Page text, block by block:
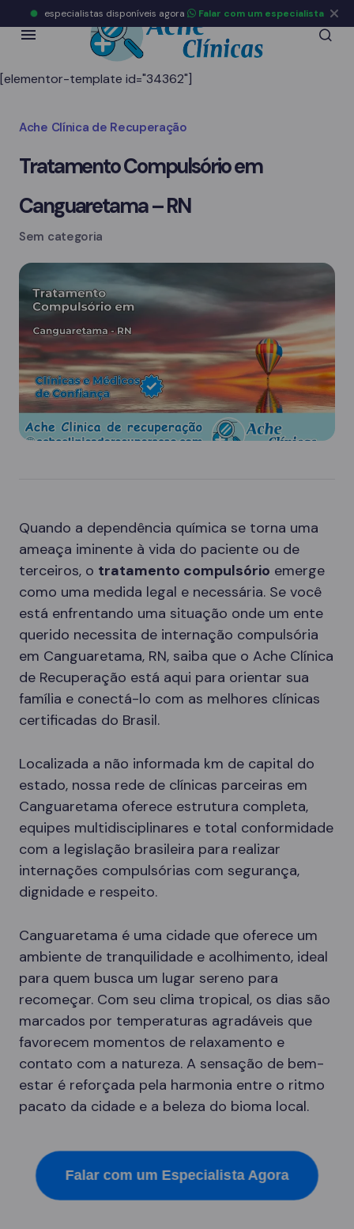
[elementor-template id="34362"]
Ache Clínica de Recuperação
Tratamento Compulsório em
Canguaretama – RN
Sem categoria
Quando a dependência química se torna uma
ameaça iminente à vida do paciente ou de
terceiros, o tratamento compulsório emerge
como uma medida legal e necessária. Se você
está enfrentando uma situação onde um ente
querido necessita de internação compulsória
em Canguaretama, RN, saiba que o Ache Clínica
de Recuperação está aqui para orientar sua
família e conectá-lo com as melhores clínicas
certificadas do Brasil.
Localizada a não informada km de capital do
estado, nossa rede de clínicas parceiras em
Canguaretama oferece estrutura completa,
equipes multidisciplinares e total conformidade
com a legislação brasileira para realizar
internações compulsórias com segurança,
dignidade e respeito.
Canguaretama é uma cidade que oferece um
ambiente de tranquilidade e acolhimento, ideal
para quem busca um lugar sereno para
recomeçar. Com seu clima tropical, os dias são
marcados por temperaturas agradáveis que
favorecem momentos de relaxamento e
contato com a natureza. A sensação de bem-
estar é reforçada pela harmonia entre o ritmo
pacato da cidade e a beleza do bioma local.
Falar com um Especialista Agora
especialistas disponíveis agora Falar com um especialista